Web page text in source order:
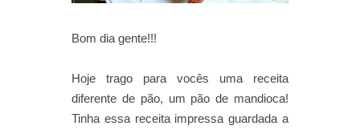
Bom dia gente!!!
Hoje trago para vocês uma receita
diferente de pão, um pão de mandioca!
Tinha essa receita impressa guardada a